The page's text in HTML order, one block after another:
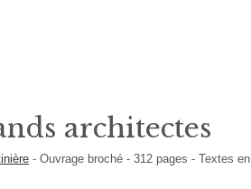
architectes
-Ouvrage broché-312pages -Textes en